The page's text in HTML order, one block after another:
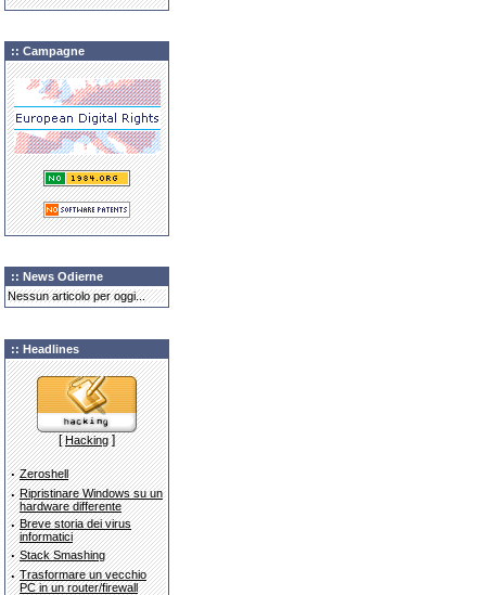
:: Campagne
:: News Odierne
Nessun articolo per oggi...
:: Headlines
[Hacking]
· Zeroshell
· Ripristinare Windows su un
hardware differente
· Breve storia dei virus
informatici
· Stack Smashing
· Trasformare un vecchio
PC in un router/firewall